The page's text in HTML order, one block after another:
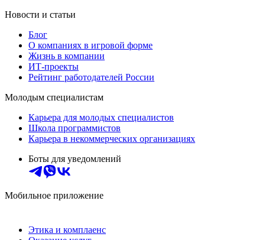
Новости и статьи
Блог
О компаниях в игровой форме
Жизнь в компании
ИТ-проекты
Рейтинг работодателей России
Молодым специалистам
Карьера для молодых специалистов
Школа программистов
Карьера в некоммерческих организациях
Боты для уведомлений
Мобильное приложение
Этика и комплаенс